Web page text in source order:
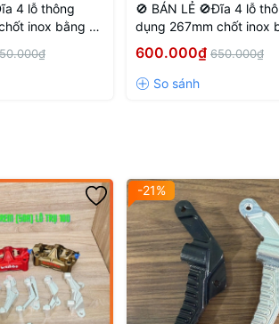
CALIPER MOUNT (CENTER-TO-CENTER
, providing smooth, stable, and
aggressive Racing-Thai look.
4 lỗ thông
inox bằng 4
🚫 BÁN LẺ 🚫Đĩa 4 lỗ
dụng 267mm chốt inox
lỗ màu Vàng đồng
600.000₫ 650.000₫
-21%